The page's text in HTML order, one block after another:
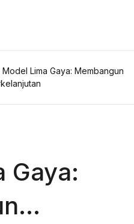
Model Lima Gaya: Membangun
Gaya: